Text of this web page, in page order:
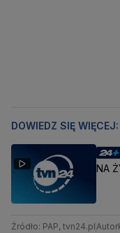
DOWIEDZ SIĘ WIĘCEJ:
NA
Źródło: PAP, tvn24.pl